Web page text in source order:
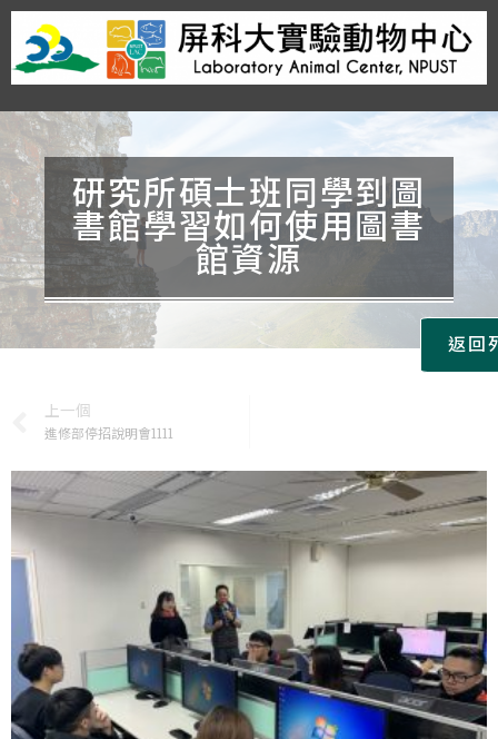
活動花絮 系所資訊 ···
研究所碩士班同學到圖
書館學習如何使用圖書
館資源
返回
上一個
進修部停招說明會1111